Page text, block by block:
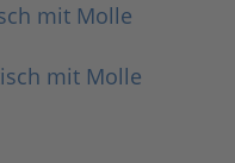
mit Molle